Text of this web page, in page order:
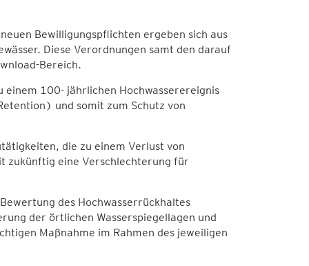
Bewilligungspflichten ergeben sich aus
Diese Verordnungen samt den darauf
Bereich.
einem 100- jährlichen Hochwasserereignis
und somit zum Schutz von
die zu einem Verlust von
zukünftig eine Verschlechterung für
des Hochwasserrückhaltes
der örtlichen Wasserspiegellagen und
Maßnahme im Rahmen des jeweiligen